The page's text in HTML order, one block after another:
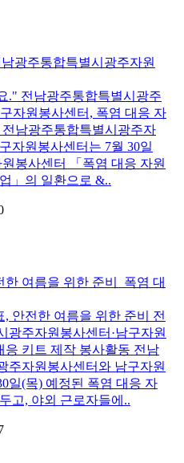
광주통합특별시광주자원
." 전남광주통합특별시광주
자원봉사센터, 폭염 대응 자
남광주통합특별시광주자
자원봉사센터는 7월 30일
봉사센터 「폭염 대응 자원
」의 일환으로 &..
여름을 위한 준비_폭염 대
, 안전한 여름을 위한 준비 전
광주자원봉사센터·남구자원
응 키트 제작 봉사활동 전남
주자원봉사센터와 남구자원
일(목) 예정된 폭염 대응 자
고, 야외 근로자들에..